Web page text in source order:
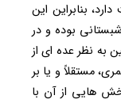
بنابراین این
بوده و در
به نظر عده ای از
مستقلاً و یا بر
هایی از آن با